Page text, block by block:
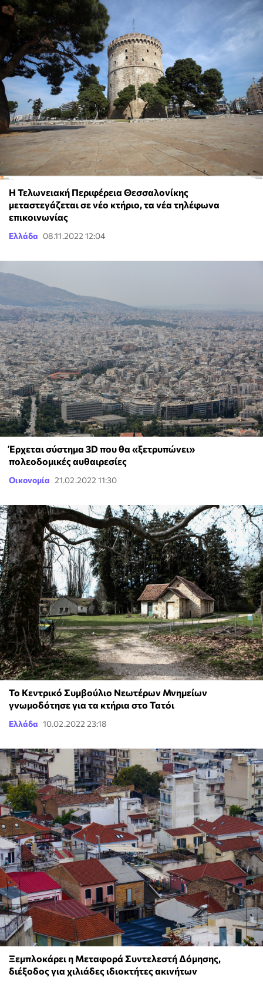
Η Τελωνειακή Περιφέρεια Θεσσαλονίκης
μεταστεγάζεται σε νέο κτήριο, τα νέα τηλέφωνα
επικοινωνίας
Ελλάδα 08.11.2022 12:04
Έρχεται σύστημα 3D που θα «ξετρυπώνει»
πολεοδομικές αυθαιρεσίες
Οικονομία 21.02.2022 11:30
Το Κεντρικό Συμβούλιο Νεωτέρων Μνημείων
γνωμοδότησε για τα κτήρια στο Τατόι
Ελλάδα 10.02.2022 23:18
Ξεμπλοκάρει η Μεταφορά Συντελεστή Δόμησης,
διέξοδος για χιλιάδες ιδιοκτήτες ακινήτων